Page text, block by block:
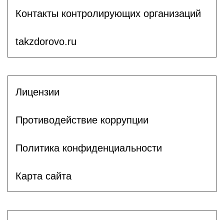
Контакты контролирующих организаций
takzdorovo.ru
Лицензии
Противодействие коррупции
Политика конфиденциальности
Карта сайта